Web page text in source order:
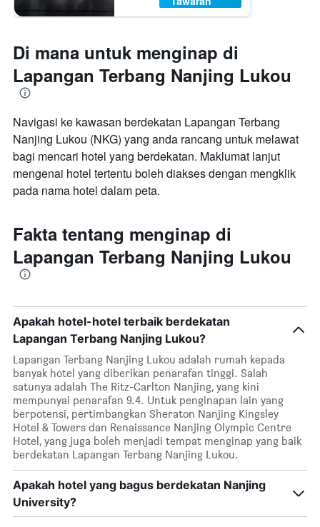
Di mana untuk menginap di
Lapangan Terbang Nanjing Lukou
Navigasi ke kawasan berdekatan Lapangan Terbang
Nanjing Lukou (NKG) yang anda rancang untuk melawat
bagi mencari hotel yang berdekatan. Maklumat lanjut
mengenai hotel tertentu boleh diakses dengan mengklik
pada nama hotel dalam peta.
Fakta tentang menginap di
Lapangan Terbang Nanjing Lukou
Apakah hotel-hotel terbaik berdekatan
Lapangan Terbang Nanjing Lukou?
Lapangan Terbang Nanjing Lukou adalah rumah kepada
banyak hotel yang diberikan penarafan tinggi. Salah
satunya adalah The Ritz-Carlton Nanjing, yang kini
mempunyai penarafan 9.4. Untuk penginapan lain yang
berpotensi, pertimbangkan Sheraton Nanjing Kingsley
Hotel & Towers dan Renaissance Nanjing Olympic Centre
Hotel, yang juga boleh menjadi tempat menginap yang baik
berdekatan Lapangan Terbang Nanjing Lukou.
Apakah hotel yang bagus berdekatan Nanjing
University?